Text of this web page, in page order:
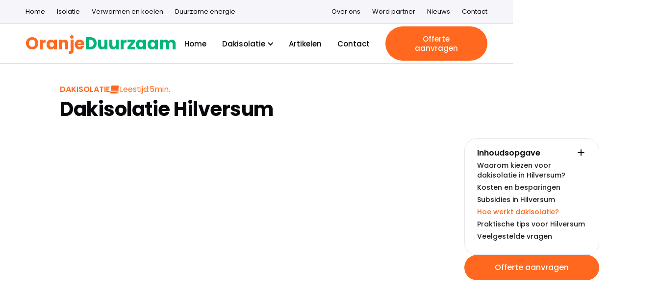
Home Isolatie Verwarmen en koelen Duurzame energie Over ons Word partner Nieuws Contact
OranjeDuurzaam Home Dakisolatie Artikelen Contact
Offerte
aanvragen
DAKISOLATIE Leestijd:5min.
Dakisolatie Hilversum
Inhoudsopgave
Waarom kiezen voor
dakisolatie in Hilversum?
Kosten en besparingen
Subsidies in Hilversum
Hoe werkt dakisolatie?
Praktische tips voor Hilversum
Veelgestelde vragen
Offerte aanvragen